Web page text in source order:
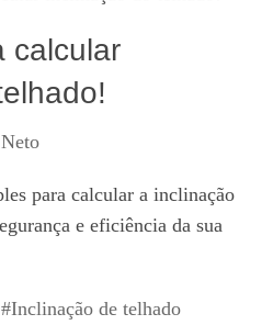
calcular
para calcular a inclinação
e eficiência da sua
#Inclinação de telhado